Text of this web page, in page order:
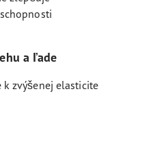
a ľade
zvýšenej elasticite